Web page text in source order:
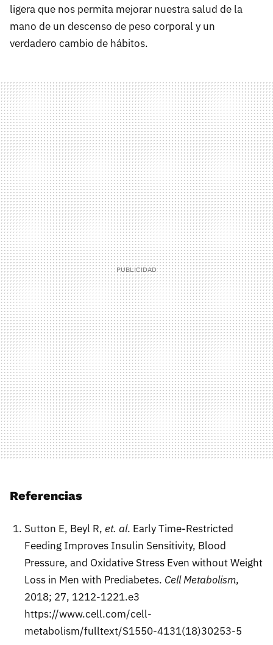
ligera que nos permita mejorar nuestra salud de la
mano de un descenso de peso corporal y un
verdadero cambio de hábitos.
Referencias
Sutton E, Beyl R, et. al. Early Time-Restricted
Feeding Improves Insulin Sensitivity, Blood
Pressure, and Oxidative Stress Even without Weight
Loss in Men with Prediabetes. Cell Metabolism,
2018; 27, 1212-1221.e3
https://www.cell.com/cell-
metabolism/fulltext/S1550-4131(18)30253-5